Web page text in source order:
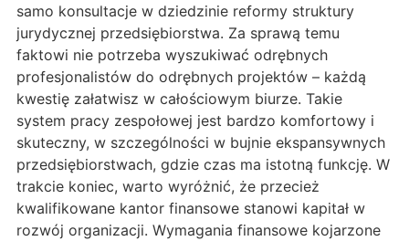
samo konsultacje w dziedzinie reformy struktury
jurydycznej przedsiębiorstwa. Za sprawą temu
faktowi nie potrzeba wyszukiwać odrębnych
profesjonalistów do odrębnych projektów – każdą
kwestię załatwisz w całościowym biurze. Takie
system pracy zespołowej jest bardzo komfortowy i
skuteczny, w szczególności w bujnie ekspansywnych
przedsiębiorstwach, gdzie czas ma istotną funkcję. W
trakcie koniec, warto wyróżnić, że przecież
kwalifikowane kantor finansowe stanowi kapitał w
rozwój organizacji. Wymagania finansowe kojarzone